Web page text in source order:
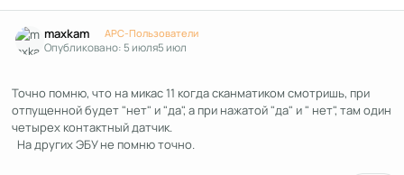
maxkam APC-Пользователи
Опубликовано:5 июля5 июл
Точно помню, что на микас 11 когда сканматиком смотришь, при
отпущенной будет "нет" и "да", а при нажатой "да" и " нет", там один
четырех контактный датчик.
На других ЭБУ не помню точно.